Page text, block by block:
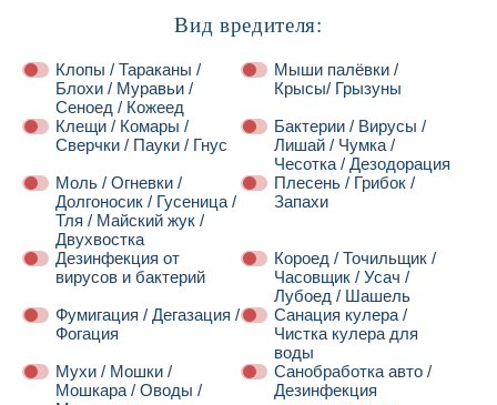
Вид вредителя:
Клопы / Тараканы /
Блохи / Муравьи /
Сеноед / Кожеед
Мыши палёвки /
Крысы/ Грызуны
Клещи / Комары /
Сверчки / Пауки / Гнус
Бактерии / Вирусы /
Лишай / Чумка /
Чесотка / Дезодорация
Моль / Огневки /
Долгоносик / Гусеница /
Тля / Майский жук /
Двухвостка
Плесень / Грибок /
Запахи
Дезинфекция от
вирусов и бактерий
Короед / Точильщик /
Часовщик / Усач /
Лубоед / Шашель
Фумигация / Дегазация /
Фогация
Санация кулера /
Чистка кулера для
воды
Мухи / Мошки /
Мошкара / Оводы /
Санобработка авто /
Дезинфекция